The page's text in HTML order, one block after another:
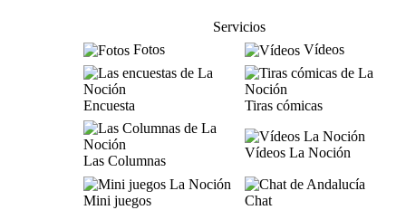
Servicios
Fotos
Vídeos
Encuesta Tiras cómicas
Las Columnas
Vídeos La Noción
Mini juegos
Chat